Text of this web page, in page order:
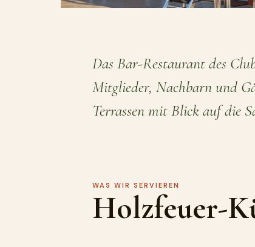
Das Bar-Restaurant des
Mitglieder, Nachbarn und
Terrassen mit Blick auf die
WAS WIR SERVIEREN
Holzfeuer-